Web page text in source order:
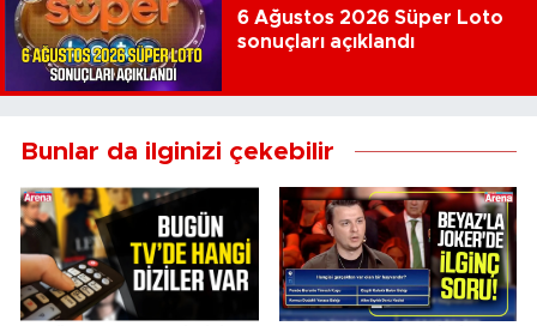
6 Ağustos 2026 Süper Loto
sonuçları açıklandı
Bunlar da ilginizi çekebilir